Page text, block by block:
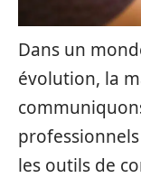
Dans un
évolution, la
les outils de